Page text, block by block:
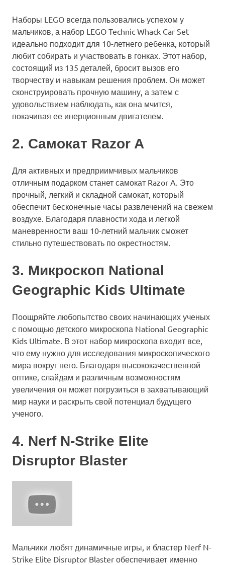
Наборы LEGO всегда пользовались успехом у
мальчиков, а набор LEGO Technic Whack Car Set
идеально подходит для 10-летнего ребенка, который
любит собирать и участвовать в гонках. Этот набор,
состоящий из 135 деталей, бросит вызов его
творчеству и навыкам решения проблем. Он может
сконструировать прочную машину, а затем с
удовольствием наблюдать, как она мчится,
покачивая ее инерционным двигателем.
2. Самокат Razor A
Для активных и предприимчивых мальчиков
отличным подарком станет самокат Razor A. Это
прочный, легкий и складной самокат, который
обеспечит бесконечные часы развлечений на свежем
воздухе. Благодаря плавности хода и легкой
маневренности ваш 10-летний мальчик сможет
стильно путешествовать по окрестностям.
3. Микроскоп National
Geographic Kids Ultimate
Поощряйте любопытство своих начинающих ученых
с помощью детского микроскопа National Geographic
Kids Ultimate. В этот набор микроскопа входит все,
что ему нужно для исследования микроскопического
мира вокруг него. Благодаря высококачественной
оптике, слайдам и различным возможностям
увеличения он может погрузиться в захватывающий
мир науки и раскрыть свой потенциал будущего
ученого.
4. Nerf N-Strike Elite
Disruptor Blaster
Мальчики любят динамичные игры, и бластер Nerf N-
Strike Elite Disruptor Blaster обеспечивает именно